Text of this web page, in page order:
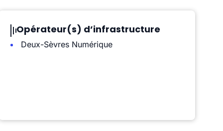
Opérateur(s) d’infrastructure
Deux-Sèvres Numérique